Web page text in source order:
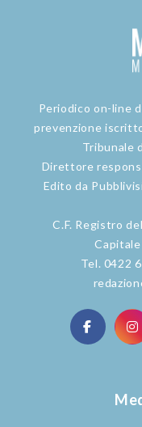
Periodico on-line
prevenzione
Tribunale
Direttore
Edito da
C.F. Registro
Capitale
Tel. 0422